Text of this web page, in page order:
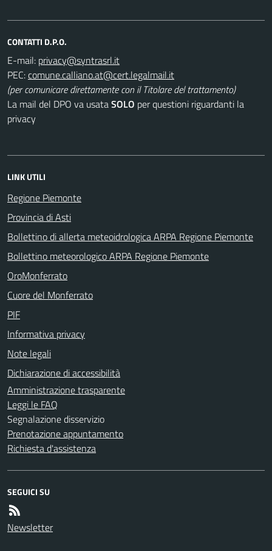
CONTATTI D.P.O.
E-mail:
PEC:
(per comunicare direttamente con il Titolare del trattamento)
La mail del DPO va usataSOLO per questioni riguardanti la
privacy
LINK UTILI
Regione Piemonte
Provincia di Asti
Bollettino di allerta meteoidrologica ARPA Regione Piemonte
Bollettino meteorologico ARPA Regione Piemonte
OroMonferrato
Cuore del Monferrato
PIF
Informativa privacy
Note legali
Dichiarazione di accessibilità
Amministrazione trasparente
Leggi le FAQ
Segnalazione disservizio
Prenotazione appuntamento
Richiesta d'assistenza
SEGUICI SU
Newsletter